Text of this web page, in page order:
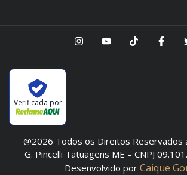
Verificada por
@2026 Todos os Direitos Reservados
G. Pincelli Tatuagens ME – CNPJ
Desenvolvido por Caique